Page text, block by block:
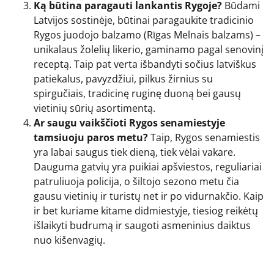
Ką būtina paragauti lankantis Rygoje? Būdami
Latvijos sostinėje, būtinai paragaukite tradicinio
Rygos juodojo balzamo (Rīgas Melnais balzams) –
unikalaus žolelių likerio, gaminamo pagal senovinį
receptą. Taip pat verta išbandyti sočius latviškus
patiekalus, pavyzdžiui, pilkus žirnius su
spirgučiais, tradicinę ruginę duoną bei gausų
vietinių sūrių asortimentą.
Ar saugu vaikščioti Rygos senamiestyje
tamsiuoju paros metu?Taip, Rygos senamiestis
yra labai saugus tiek dieną, tiek vėlai vakare.
Dauguma gatvių yra puikiai apšviestos, reguliariai
patruliuoja policija, o šiltojo sezono metu čia
gausu vietinių ir turistų net ir po vidurnakčio. Kaip
ir bet kuriame kitame didmiestyje, tiesiog reikėtų
išlaikyti budrumą ir saugoti asmeninius daiktus
nuo kišenvagių.